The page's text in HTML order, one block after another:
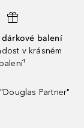
dárkové balení
v krásném
balení¹
Partner"